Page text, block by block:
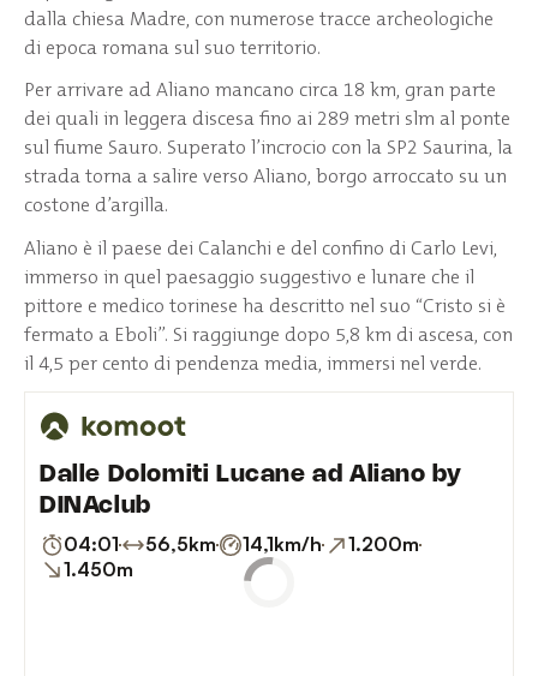
dalla chiesa Madre, con numerose tracce archeologiche
di epoca romana sul suo territorio.
Per arrivare ad Aliano mancano circa 18 km, gran parte
dei quali in leggera discesa fino ai 289 metri slm al ponte
sul fiume Sauro. Superato l’incrocio con la SP2 Saurina, la
strada torna a salire verso Aliano, borgo arroccato su un
costone d’argilla.
Aliano è il paese dei Calanchi e del confino di Carlo Levi,
immerso in quel paesaggio suggestivo e lunare che il
pittore e medico torinese ha descritto nel suo “Cristo si è
fermato a Eboli”. Si raggiunge dopo 5,8 km di ascesa, con
il 4,5 per cento di pendenza media, immersi nel verde.